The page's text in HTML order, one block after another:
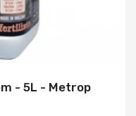
- 5L - Metrop